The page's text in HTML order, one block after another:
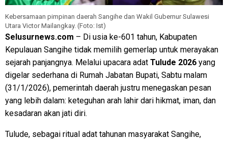
Kebersamaan pimpinan daerah Sangihe dan Wakil Gubernur Sulawesi
Utara Victor Mailangkay. (Foto: Ist)
Selusurnews.com – Di usia ke-601 tahun, Kabupaten
Kepulauan Sangihe tidak memilih gemerlap untuk merayakan
sejarah panjangnya. Melalui upacara adat Tulude 2026 yang
digelar sederhana di Rumah Jabatan Bupati, Sabtu malam
(31/1/2026), pemerintah daerah justru menegaskan pesan
yang lebih dalam: keteguhan arah lahir dari hikmat, iman, dan
kesadaran akan jati diri.
Tulude, sebagai ritual adat tahunan masyarakat Sangihe,